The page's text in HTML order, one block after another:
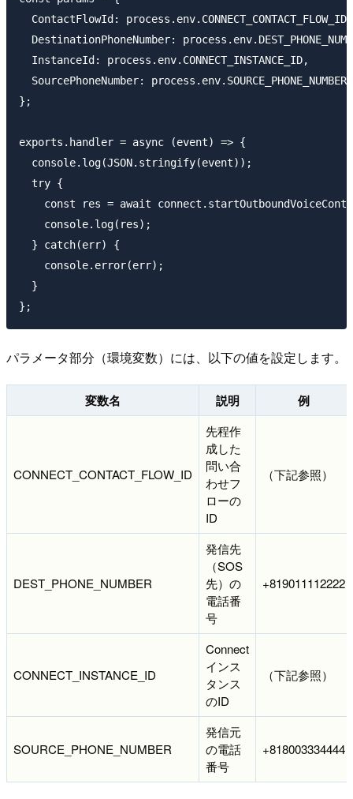
  ContactFlowId: process.env.CONNECT_CONTACT_FLOW_ID,
DestinationPhoneNumber:
  InstanceId: process.env.CONNECT_INSTANCE_ID,
  SourcePhoneNumber: process.env.SOURCE_PHONE_NUMBER
};
exports.handler = async (event) => {
  console.log(JSON.stringify(event));
  try {
const res = await
    console.log(res);
  } catch(err) {
    console.error(err);
  }
パラメータ部分（環境変数）には、以下の値を設定します。
変数名 説明 例
CONNECT_CONTACT_FLOW_ID
先程作
成した
問い合
わせフ
ローの
ID
（下記参照）
DEST_PHONE_NUMBER
発信先
（SOS
先）の
電話番
号
+819011112222
CONNECT_INSTANCE_ID
Connect
インス
タンス
のID
（下記参照）
SOURCE_PHONE_NUMBER
発信元
の電話
番号
+818003334444